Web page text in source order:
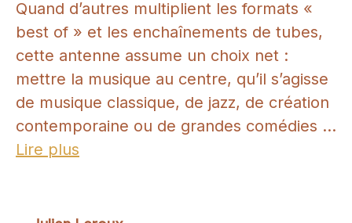
Quand d’autres multiplient les formats «
best of » et les enchaînements de tubes,
cette antenne assume un choix net :
mettre la musique au centre, qu’il s’agisse
de musique classique, de jazz, de création
contemporaine ou de grandes comédies ...
Lire plus